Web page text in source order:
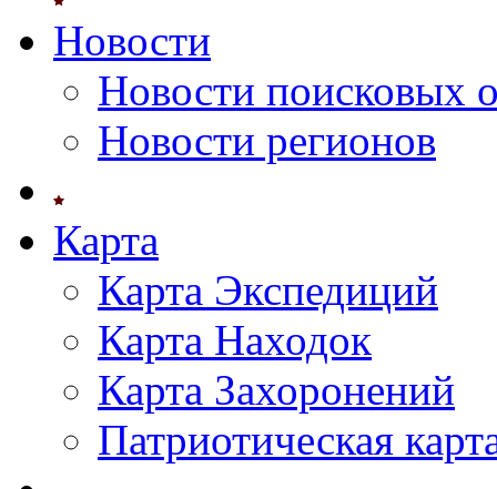
Новости
Новости поисковых
Новости регионов
Карта
Карта Экспедиций
Карта Находок
Карта Захоронений
Патриотическая